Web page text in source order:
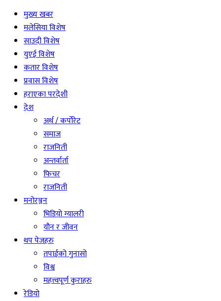
मुख्य खबर
मलेसिया विशेष
साउदी विशेष
युएई विशेष
कतार विशेष
प्रवास विशेष
हराएका परदेशी
देश
अर्थ / कर्पोरेट
समाज
राजनिती
अन्तर्वार्ता
फिचर
राजनिती
मनोरञ्जन
भिडियो ग्यालरी
यौन र जीवन
थप पेजहरु
तपाईको गुनासो
विश्व
महत्त्वपूर्ण कुराहरु
रेडियो